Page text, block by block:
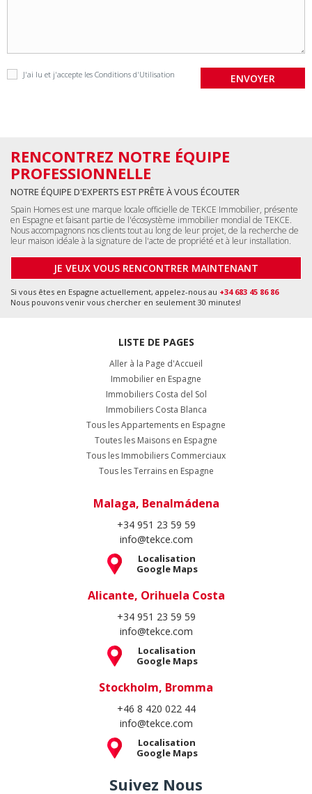
J'ai lu et j'accepte les Conditions d'Utilisation
RENCONTREZ NOTRE ÉQUIPE
PROFESSIONNELLE
NOTRE ÉQUIPE D'EXPERTS EST PRÊTE À VOUS ÉCOUTER
Spain Homes est une marque locale officielle de TEKCE Immobilier, présente
en Espagne et faisant partie de l'écosystème immobilier mondial de TEKCE.
Nous accompagnons nos clients tout au long de leur projet, de la recherche de
leur maison idéale à la signature de l'acte de propriété et à leur installation.
JE VEUX VOUS RENCONTRER MAINTENANT
Si vous êtes en Espagne actuellement, appelez-nous au +34 683 45 86 86
Nous pouvons venir vous chercher en seulement 30 minutes!
LISTE DE PAGES
Aller à la Page d'Accueil
Immobilier en Espagne
Immobiliers Costa del Sol
Immobiliers Costa Blanca
Tous les Appartements en Espagne
Toutes les Maisons en Espagne
Tous les Immobiliers Commerciaux
Tous les Terrains en Espagne
Malaga, Benalmádena
+34 951 23 59 59
info@tekce.com
Localisation
Google Maps
Alicante, Orihuela Costa
+34 951 23 59 59
info@tekce.com
Localisation
Google Maps
Stockholm, Bromma
+46 8 420 022 44
info@tekce.com
Localisation
Google Maps
Suivez Nous